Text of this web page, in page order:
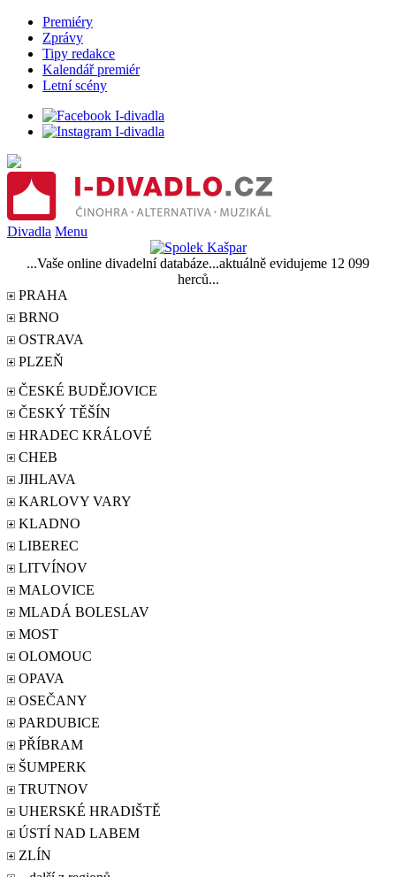
Premiéry
Zprávy
Tipy redakce
Kalendář premiér
Letní scény
Divadla Menu
...Vaše online divadelní databáze...aktuálně evidujeme 12 099
herců...
PRAHA
BRNO
OSTRAVA
PLZEŇ
ČESKÉ BUDĚJOVICE
ČESKÝ TĚŠÍN
HRADEC KRÁLOVÉ
CHEB
JIHLAVA
KARLOVY VARY
KLADNO
LIBEREC
LITVÍNOV
MALOVICE
MLADÁ BOLESLAV
MOST
OLOMOUC
OPAVA
OSEČANY
PARDUBICE
PŘÍBRAM
ŠUMPERK
TRUTNOV
UHERSKÉ HRADIŠTĚ
ÚSTÍ NAD LABEM
ZLÍN